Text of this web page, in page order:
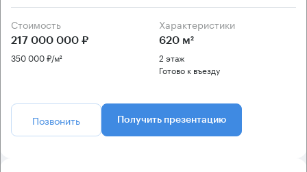
Стоимость
217 000 000 ₽
350 000 ₽/м²
Характеристики
620 м²
2 этаж
Готово к въезду
Позвонить Получить презентацию